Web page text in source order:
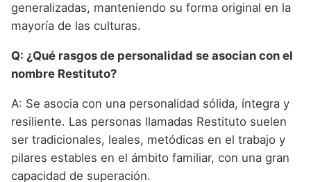
generalizadas, manteniendo su forma original en la
mayoría de las culturas.
Q: ¿Qué rasgos de personalidad se asocian con el
nombre Restituto?
A: Se asocia con una personalidad sólida, íntegra y
resiliente. Las personas llamadas Restituto suelen
ser tradicionales, leales, metódicas en el trabajo y
pilares estables en el ámbito familiar, con una gran
capacidad de superación.